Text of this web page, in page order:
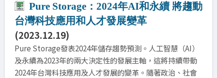
Pure Storage：2024年AI和永續 將趨動
台灣科技應用和人才發展變革
(2023.12.19)
Pure Storage發表2024年儲存趨勢預測。人工智慧（AI）
及永續為2023年的兩大決定性的發展主軸，這將持續帶動
2024年台灣科技應用及人才發展的變革。隨著政治、社會